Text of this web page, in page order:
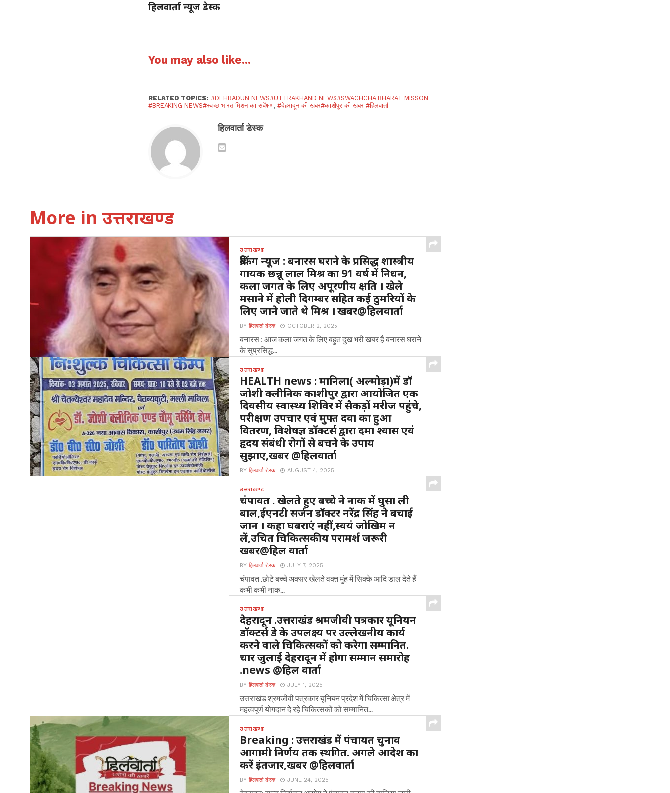
हिलवार्ता न्यूज डेस्क
You may also like...
RELATED TOPICS: #DEHRADUN NEWS#UTTRAKHAND NEWS#SWACHCHA BHARAT MISSON
#BREAKING NEWS#स्वच्छ भारत मिशन का सर्वेक्षण,#देहरादून की खबर#काशीपुर की खबर #हिलवार्ता
हिलवार्ता डेस्क
More in उत्तराखण्ड
उत्तराखण्ड
ब्रेकिंग न्यूज : बनारस घराने के प्रसिद्ध शास्त्रीय
गायक छन्नू लाल मिश्र का 91 वर्ष में निधन,
कला जगत के लिए अपूरणीय क्षति । खेले
मसाने में होली दिगम्बर सहित कई ठुमरियों के
लिए जाने जाते थे मिश्र । खबर@हिलवार्ता
BYहिलवार्ता डेस्क OCTOBER 2, 2025
बनारस : आज कला जगत के लिए बहुत दुख भरी खबर है बनारस घराने
के सुप्रसिद्ध...
उत्तराखण्ड
HEALTH news : मानिला( अल्मोड़ा)में डॉ
जोशी क्लीनिक काशीपुर द्वारा आयोजित एक
दिवसीय स्वास्थ्य शिविर में सैकड़ों मरीज पहुंचे,
परीक्षण उपचार एवं मुफ्त दवा का हुआ
वितरण, विशेषज्ञ डॉक्टर्स द्वारा दमा श्वास एवं
हृदय संबंधी रोगों से बचने के उपाय
सुझाए,खबर @हिलवार्ता
BYहिलवार्ता डेस्क AUGUST 4, 2025
अगस्त 2025 रविवार ,चौमू नर्सिंग...
उत्तराखण्ड
चंपावत . खेलते हुए बच्चे ने नाक में घुसा ली
बाल,ईएनटी सर्जन डॉक्टर नरेंद्र सिंह ने बचाई
जान । कहा घबराएं नहीं,स्वयं जोखिम न
लें,उचित चिकित्सकीय परामर्श जरूरी
खबर@हिल वार्ता
BYहिलवार्ता डेस्क JULY 7, 2025
चंपावत .छोटे बच्चे अक्सर खेलते वक्त मुंह में सिक्के आदि डाल देते हैं
कभी कभी नाक...
उत्तराखण्ड
देहरादून .उत्तराखंड श्रमजीवी पत्रकार यूनियन
डॉक्टर्स डे के उपलक्ष्य पर उल्लेखनीय कार्य
करने वाले चिकित्सकों को करेगा सम्मानित.
चार जुलाई देहरादून में होगा सम्मान समारोह
.news @हिल वार्ता
BYहिलवार्ता डेस्क JULY 1, 2025
उत्तराखंड श्रमजीवी पत्रकार यूनियन प्रदेश में चिकित्सा क्षेत्र में
महत्वपूर्ण योगदान दे रहे चिकित्सकों को सम्मानित...
उत्तराखण्ड
Breaking : उत्तराखंड में पंचायत चुनाव
आगामी निर्णय तक स्थगित. अगले आदेश का
करें इंतजार,खबर @हिलवार्ता
BYहिलवार्ता डेस्क JUNE 24, 2025